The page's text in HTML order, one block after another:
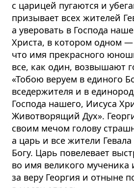
с царицей пугаются и
призывает всех жителей
а уверовать в Господа
Христа, в котором одном —
что имя прекрасного
все, как один, возвышают
«Тобою веруем в единого
вседержителя и в
Господа нашего, Иисуса
Животворящий Дух».
своим мечом голову
а царь и все жители
Богу. Царь повелевает
во имя великого мученика
за веру Георгия и отныне